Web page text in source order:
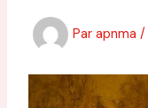
Par apnma /